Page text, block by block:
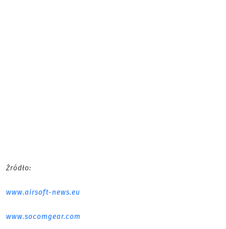
Źródło:
www.airsoft-news.eu
www.socomgear.com